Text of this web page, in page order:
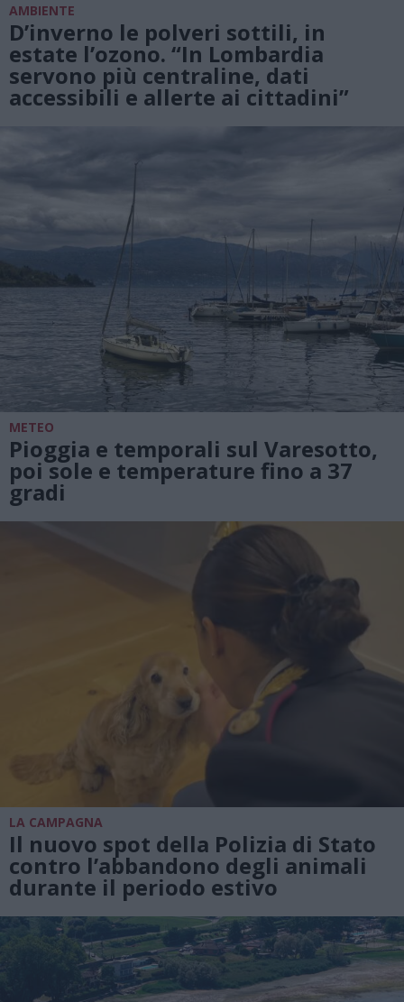
AMBIENTE
D’inverno le polveri sottili, in
estate l’ozono. “In Lombardia
servono più centraline, dati
accessibili e allerte ai cittadini”
METEO
Pioggia e temporali sul Varesotto,
poi sole e temperature fino a 37
gradi
LA CAMPAGNA
Il nuovo spot della Polizia di Stato
contro l’abbandono degli animali
durante il periodo estivo